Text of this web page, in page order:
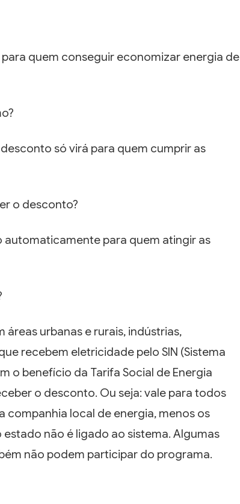
quem conseguir economizar energia de
só virá para quem cumprir as
o desconto?
para quem atingir as
urbanas e rurais, indústrias,
recebem eletricidade pelo SIN (Sistema
o benefício da Tarifa Social de Energia
o desconto. Ou seja: vale para todos
companhia local de energia, menos os
não é ligado ao sistema. Algumas
não podem participar do programa.